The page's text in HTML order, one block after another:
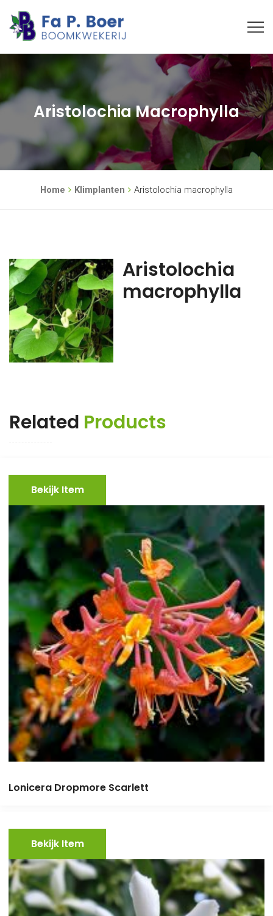
Aristolochia Macrophylla
Home Klimplanten Aristolochia macrophylla
Aristolochia
macrophylla
Related Products
Bekijk Item
Lonicera Dropmore Scarlett
Bekijk Item